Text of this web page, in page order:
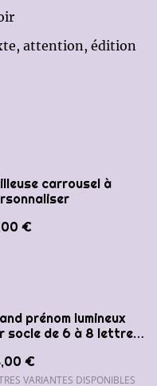
attention, édition
carrousel à
€
prénom lumineux
socle de 6 à 8 lettres
€
VARIANTES DISPONIBLES